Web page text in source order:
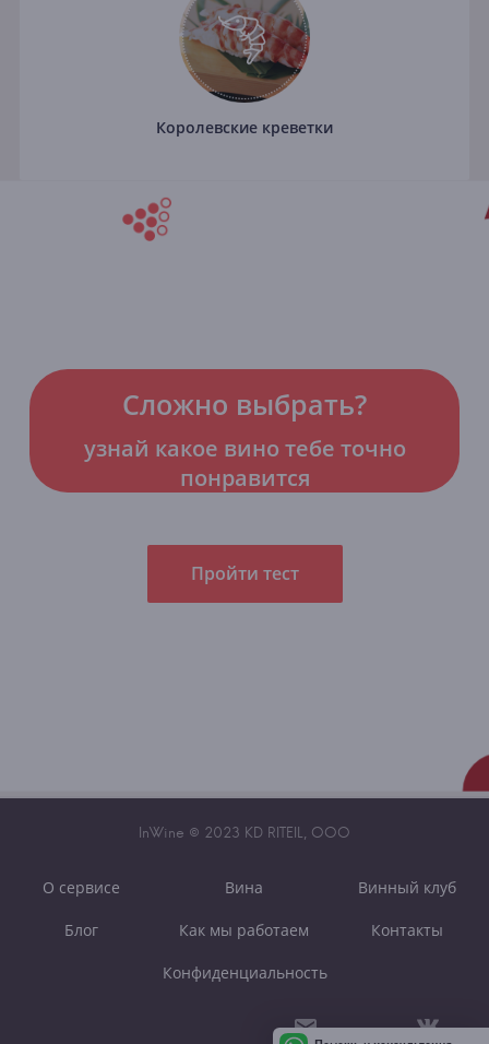
Королевские креветки
Сложно выбрать?
узнай какое вино тебе точно
понравится
Пройти тест
InWine © 2023 KD RITEIL, OOO
О сервисе Вина Винный клуб
Блог Как мы работаем Контакты
Конфиденциальность